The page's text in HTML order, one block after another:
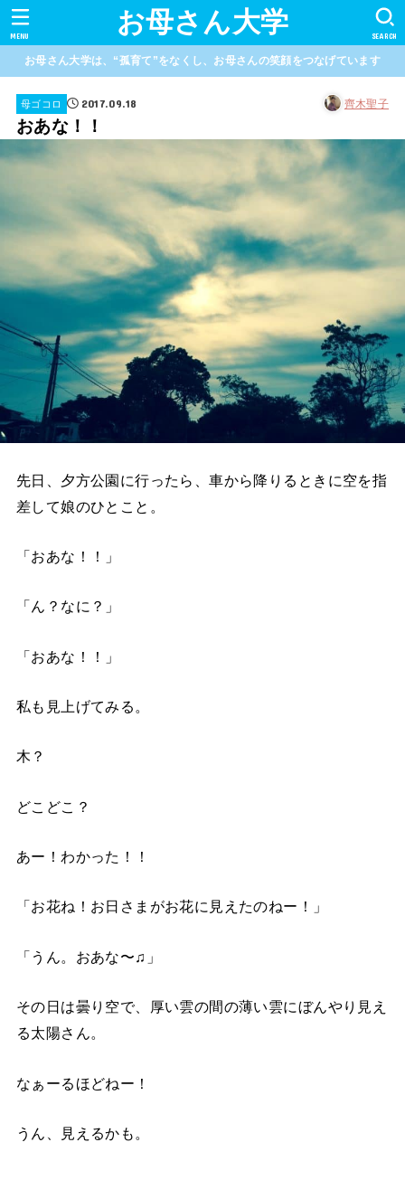
お母さん大学 SEARCH
MENU
お母さん大学は、“孤育て”をなくし、お母さんの笑顔をつなげています
母ゴコロ 2017.09.18 齊木聖子
おあな！！
先日、夕方公園に行ったら、車から降りるときに空を指
差して娘のひとこと。
「おあな！！」
「ん？なに？」
「おあな！！」
私も見上げてみる。
木？
どこどこ？
あー！わかった！！
「お花ね！お日さまがお花に見えたのねー！」
「うん。おあな〜♫」
その日は曇り空で、厚い雲の間の薄い雲にぼんやり見え
る太陽さん。
なぁーるほどねー！
うん、見えるかも。